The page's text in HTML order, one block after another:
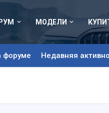
МОДЕЛИ
форуме Недавняя